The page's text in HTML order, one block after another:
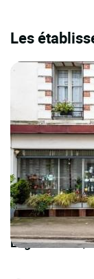
Les
Logis Hôtels |